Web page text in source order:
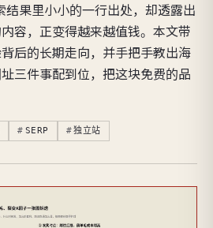
果里小小的一行出处，却透露出
容，正变得越来越值钱。本文带
后的长期走向，并手把手教出海
三件事配到位，把这块免费的品
SERP 独立站